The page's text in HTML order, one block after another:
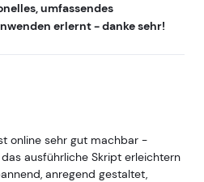
umfassendes
erlernt - danke sehr!
online sehr gut machbar -
ausführliche Skript erleichtern
anregend gestaltet,